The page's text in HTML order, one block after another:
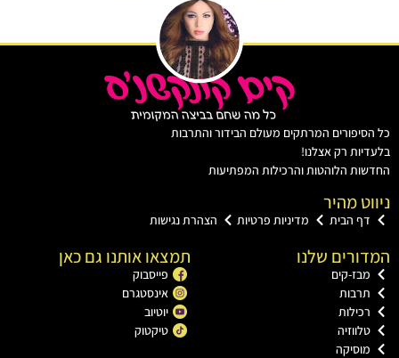
המרתקים מעולם הבידור והתרבות
רק אצלנו!
הלוהטות והרכילות המפתיעות
מהיר
הבית מדיניות פרטיות הצהרת נגישות
שלנו
קים
תמצאו אותנו גם כאן
פייסבוק
אינסטגרם
יוטיוב
טיקטוק